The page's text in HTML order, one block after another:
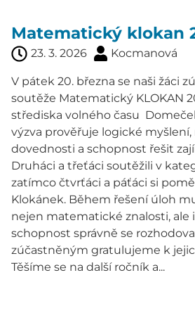
Matematický klokan
23. 3. 2026 Kocmanová
V pátek 20. března se naši žáci
soutěže Matematický KLOKAN
střediska volného času
výzva prověřuje logické
dovednosti a schopnost řešit
Druháci a třeťáci soutěžili v
zatímco čtvrťáci a páťáci si
Klokánek. Během řešení úloh
nejen matematické znalosti, ale
schopnost správně se
zúčastněným gratulujeme k
Těšíme se na další ročník a...